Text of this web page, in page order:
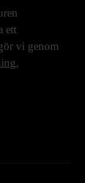
ett
vi genom
,